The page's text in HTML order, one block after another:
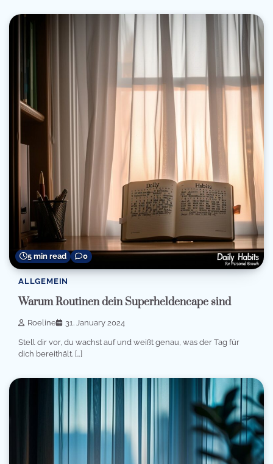
5 min read 0
ALLGEMEIN
Warum Routinen dein Superheldencape sind
Roeline 31. January 2024
Stell dir vor, du wachst auf und weißt genau, was der Tag für
dich bereithält. […]